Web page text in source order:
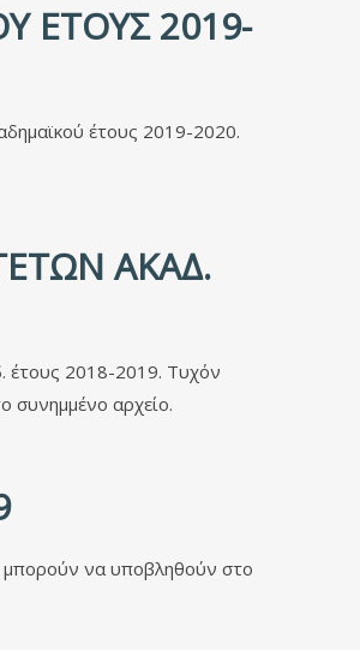
ΈΤΟΥΣ 2019-
έτους 2019-2020.
ΑΚΑΔ.
έτους 2018-2019. Τυχόν
συνημμένο αρχείο.
μπορούν να υποβληθούν στο